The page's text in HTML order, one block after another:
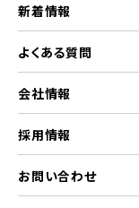
新着情報
よくある質問
会社情報
採用情報
お問い合わせ